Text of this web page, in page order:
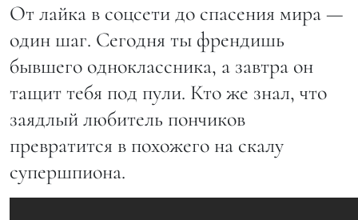
От лайка в соцсети до спасения мира —
один шаг. Сегодня ты френдишь
бывшего одноклассника, а завтра он
тащит тебя под пули. Кто же знал, что
заядлый любитель пончиков
превратится в похожего на скалу
супершпиона.